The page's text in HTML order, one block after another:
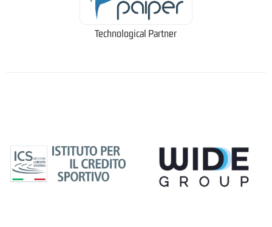
Technological Partner